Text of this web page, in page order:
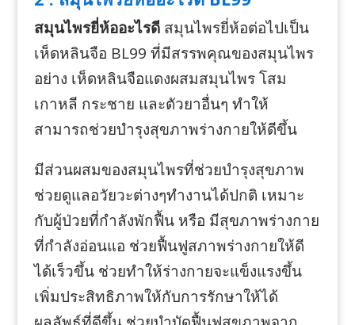
สมุนไพรยี่ห้ออะไรดีสมุนไพรยี่ห้อต่อไปเป็น
เห็ดหลินจือ BL99 ที่มีสรรพคุณของสมุนไพร
อย่าง เห็ดหลินจือแดงผสมสมุนไพร โสม
เกาหลี กระชาย และตัวยาอื่นๆ ทำให้
สามารถช่วยบำรุงสุขภาพร่างกายให้ดีขึ้น
มีส่วนผสมของสมุนไพรที่ช่วยบำรุงสุขภาพ
ช่วยดูแลอวัยวะต่างๆทำงานได้ปกติ เหมาะ
กับผู้ป่วยที่กำลังพักฟื้น หรือ มีสุขภาพร่างกาย
ที่กำลังอ่อนแอ ช่วยฟื้นฟูสภาพร่างกายให้ดี
ได้เร็วขึ้น ช่วยทำให้ร่างกายจะแข็งแรงขึ้น
เพิ่มประสิทธิภาพให้กับการรักษาให้ได้